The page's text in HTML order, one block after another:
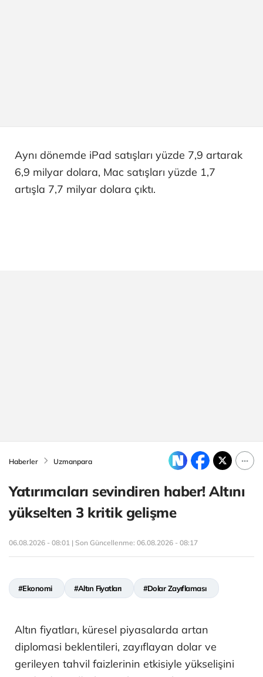
Aynı dönemde iPad satışları yüzde 7,9 artarak
6,9 milyar dolara, Mac satışları yüzde 1,7
artışla 7,7 milyar dolara çıktı.
Haberler Uzmanpara
Yatırımcıları sevindiren haber! Altını
yükselten 3 kritik gelişme
06.08.2026 - 08:01 | Son Güncellenme: 06.08.2026 - 08:17
#Ekonomi #Altın Fiyatları #Dolar Zayıflaması
Altın fiyatları, küresel piyasalarda artan
diplomasi beklentileri, zayıflayan dolar ve
gerileyen tahvil faizlerinin etkisiyle yükselişini